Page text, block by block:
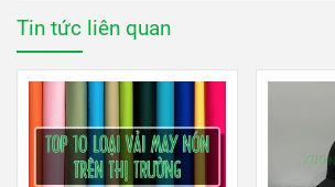
Tin tức liên quan